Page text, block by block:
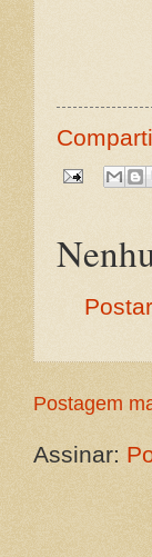
Postagem
Assinar: